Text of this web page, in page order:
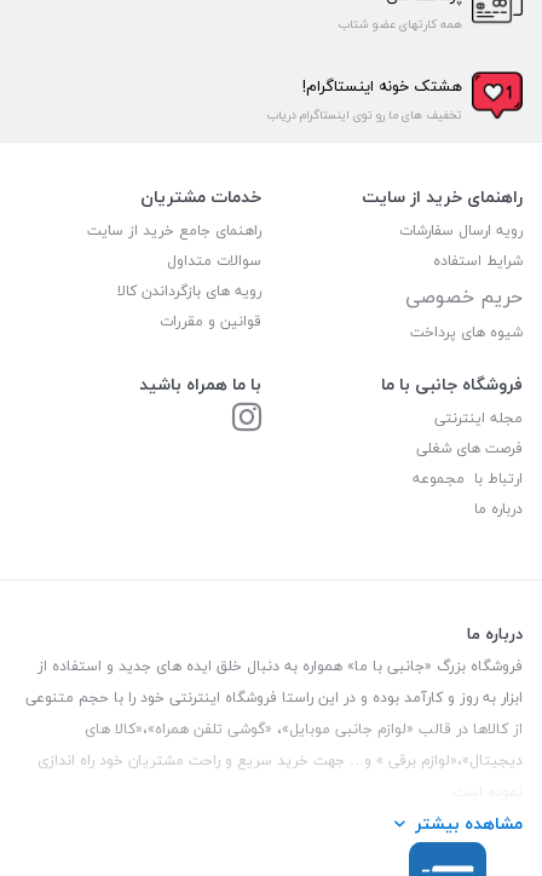
همه کارتهای عضو شتاب
هشتک خونه اینستاگرام!
تخفیف های ما رو توی اینستاگرام دریاب
راهنمای خرید از سایت
رویه ارسال سفارشات
شرایط استفاده
حریم خصوصی
شیوه های پرداخت
خدمات مشتریان
راهنمای جامع خرید از سایت
سوالات متداول
رویه های بازگرداندن کالا
قوانین و مقررات
فروشگاه جانبی با ما
مجله اینترنتی
فرصت های شغلی
ارتباط با مجموعه
درباره ما
با ما همراه باشید
درباره ما
فروشگاه بزرگ «جانبی با ما» همواره به دنبال خلق ایده های جدید و استفاده از
ابزار به روز و کارآمد بوده و در این راستا فروشگاه اینترنتی خود را با حجم متنوعی
از کالاها در قالب «لوازم جانبی موبایل»، «گوشی تلفن همراه»،«کالا های
دیجیتال»،«لوازم برقی » و… جهت خرید سریع و راحت مشتریان خود راه اندازی
این فروشگاه تمام تلاش خود را نموده تا کالاهایی با کیفیت و با حداقل قیمت
عرضه نماید.
مشاهده بیشتر